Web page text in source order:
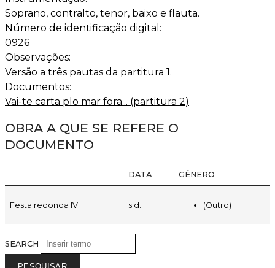
Soprano, contralto, tenor, baixo e flauta.
Número de identificação digital:
0926
Observações:
Versão a três pautas da partitura 1.
Documentos:
Vai-te carta plo mar fora... (partitura 2)
OBRA A QUE SE REFERE O
DOCUMENTO
DATA GÉNERO
Festa redonda IV s.d. (Outro)
SEARCH